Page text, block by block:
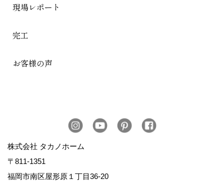
現場レポート
完工
お客様の声
株式会社 タカノホーム
〒811-1351
福岡市南区屋形原１丁目36-20